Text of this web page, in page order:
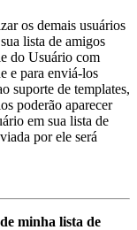
os demais usuários
lista de amigos
do Usuário com
e para enviá-los
suporte de templates,
poderão aparecer
em sua lista de
por ele será
minha lista de